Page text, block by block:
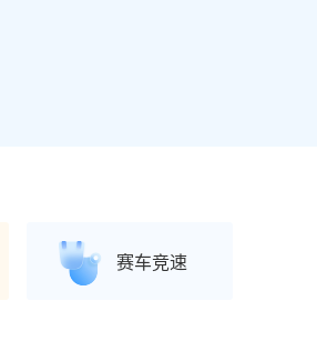
赛车竞速